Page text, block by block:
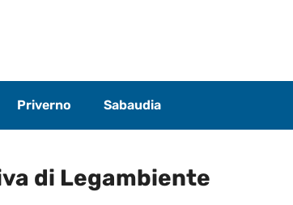
Priverno Sabaudia
di Legambiente